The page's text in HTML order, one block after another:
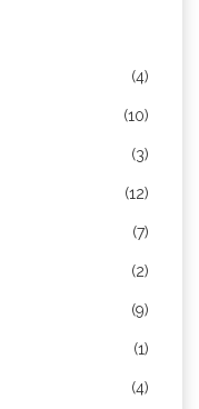
(4)
(10)
(3)
(12)
(7)
(2)
(9)
(1)
(4)